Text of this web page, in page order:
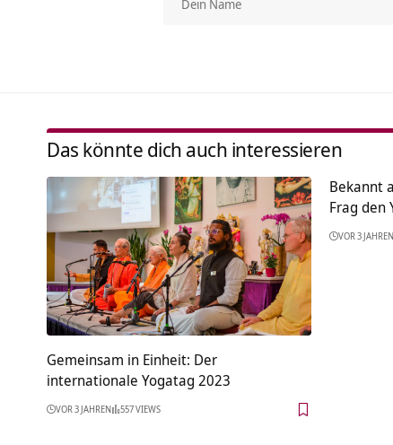
Das könnte dich auch interessieren
Gemeinsam in Einheit: Der
internationale Yogatag 2023
VOR 3 JAHREN 557 VIEWS
Bekannt
Frag den
VOR 3 JAHREN